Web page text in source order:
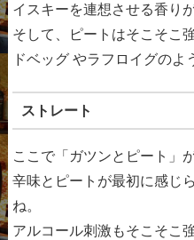
イスキーを連想させる香り
そして、ピートはそこそこ
ドベッグ やラフロイグのよ
ストレート
ここで「ガツンとピート」
辛味とピートが最初に感じ
ね。
アルコール刺激もそこそこ